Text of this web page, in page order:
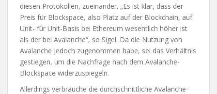
diesen Protokollen, zueinander. „Es ist klar, dass der
Preis für Blockspace, also Platz auf der Blockchain, auf
Unit- für Unit-Basis bei Ethereum wesentlich höher ist
als der bei Avalanche“, so Sigel. Da die Nutzung von
Avalanche jedoch zugenommen habe, sei das Verhältnis
gestiegen, um die Nachfrage nach dem Avalanche-
Blockspace widerzuspiegeln.
Allerdings verbrauche die durchschnittliche Avalanche-